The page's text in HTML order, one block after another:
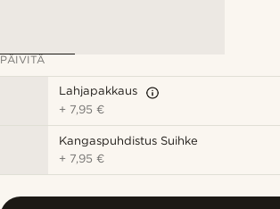
PÄIVITÄ
Lahjapakkaus
+ 7,95 €
Kangaspuhdistus Suihke
+ 7,95 €